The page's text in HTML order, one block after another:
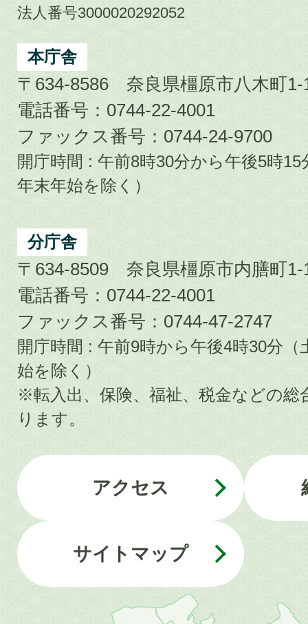
市
City
法人番号3000020292052
本庁舎
〒634-8586 奈良県橿原市八木町1-
電話番号：0744-22-4001
ファックス番号：0744-24-9700
開庁時間 : 午前8時30分から午後5時
年末年始を除く）
分庁舎
〒634-8509 奈良県橿原市内膳町1-
電話番号：0744-22-4001
ファックス番号：0744-47-2747
開庁時間 : 午前9時から午後4時30分（
始を除く）
※転入出、保険、福祉、税金などの総
ります。
アクセス
サイトマップ